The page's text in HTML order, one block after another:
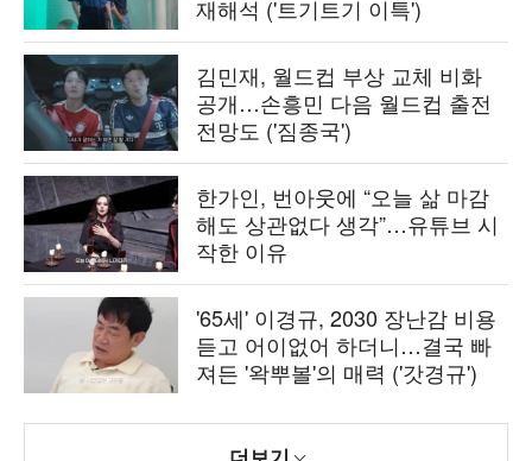
재해석 ('트기트기 이특')
김민재, 월드컵 부상 교체 비화
공개…손흥민 다음 월드컵 출전
전망도 ('짐종국')
한가인, 번아웃에 “오늘 삶 마감
해도 상관없다 생각”…유튜브 시
작한 이유
'65세' 이경규, 2030 장난감 비용
듣고 어이없어 하더니…결국 빠
져든 '왁뿌볼'의 매력 ('갓경규')